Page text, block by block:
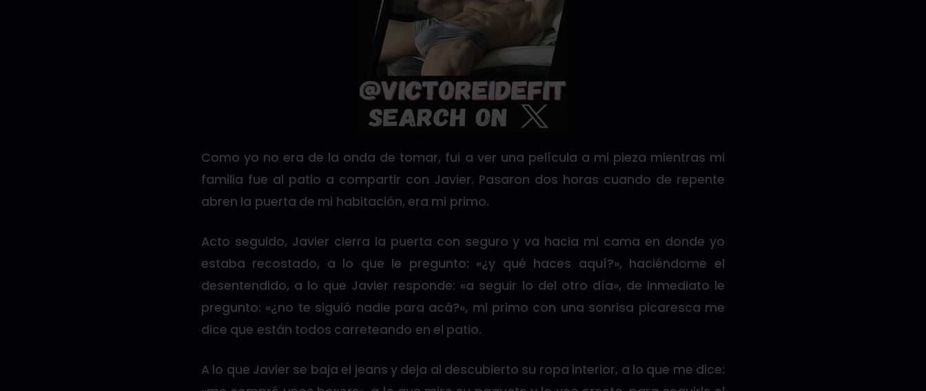
Como yo no era de la onda de tomar, fui a ver una película a mi pieza mientras mi
familia fue al patio a compartir con Javier. Pasaron dos horas cuando de repente
abren la puerta de mi habitación, era mi primo.
Acto seguido, Javier cierra la puerta con seguro y va hacia mi cama en donde yo
estaba recostado, a lo que le pregunto: «¿y qué haces aquí?», haciéndome el
desentendido, a lo que Javier responde: «a seguir lo del otro día», de inmediato le
pregunto: «¿no te siguió nadie para acá?», mi primo con una sonrisa picaresca me
dice que están todos carreteando en el patio.
A lo que Javier se baja el jeans y deja al descubierto su ropa interior, a lo que me dice: